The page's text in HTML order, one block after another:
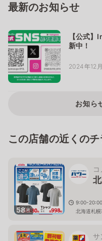
最新のお知らせ
【公式
新中！
2024年12
お知ら
この店舗の近くのチ
58枚
9:00-
北海道札
サ